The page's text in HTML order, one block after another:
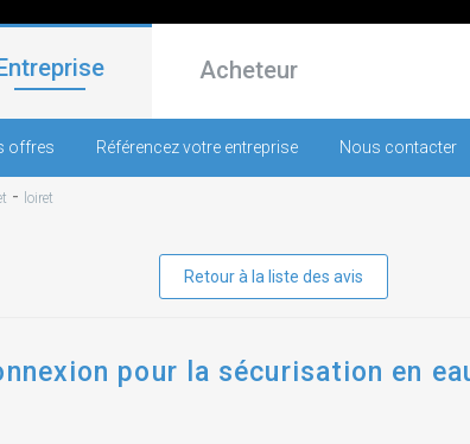
Acheteur
offres Référencez votre entreprise Nous contacter
- loiret
Retour à la liste des avis
pour la sécurisation en